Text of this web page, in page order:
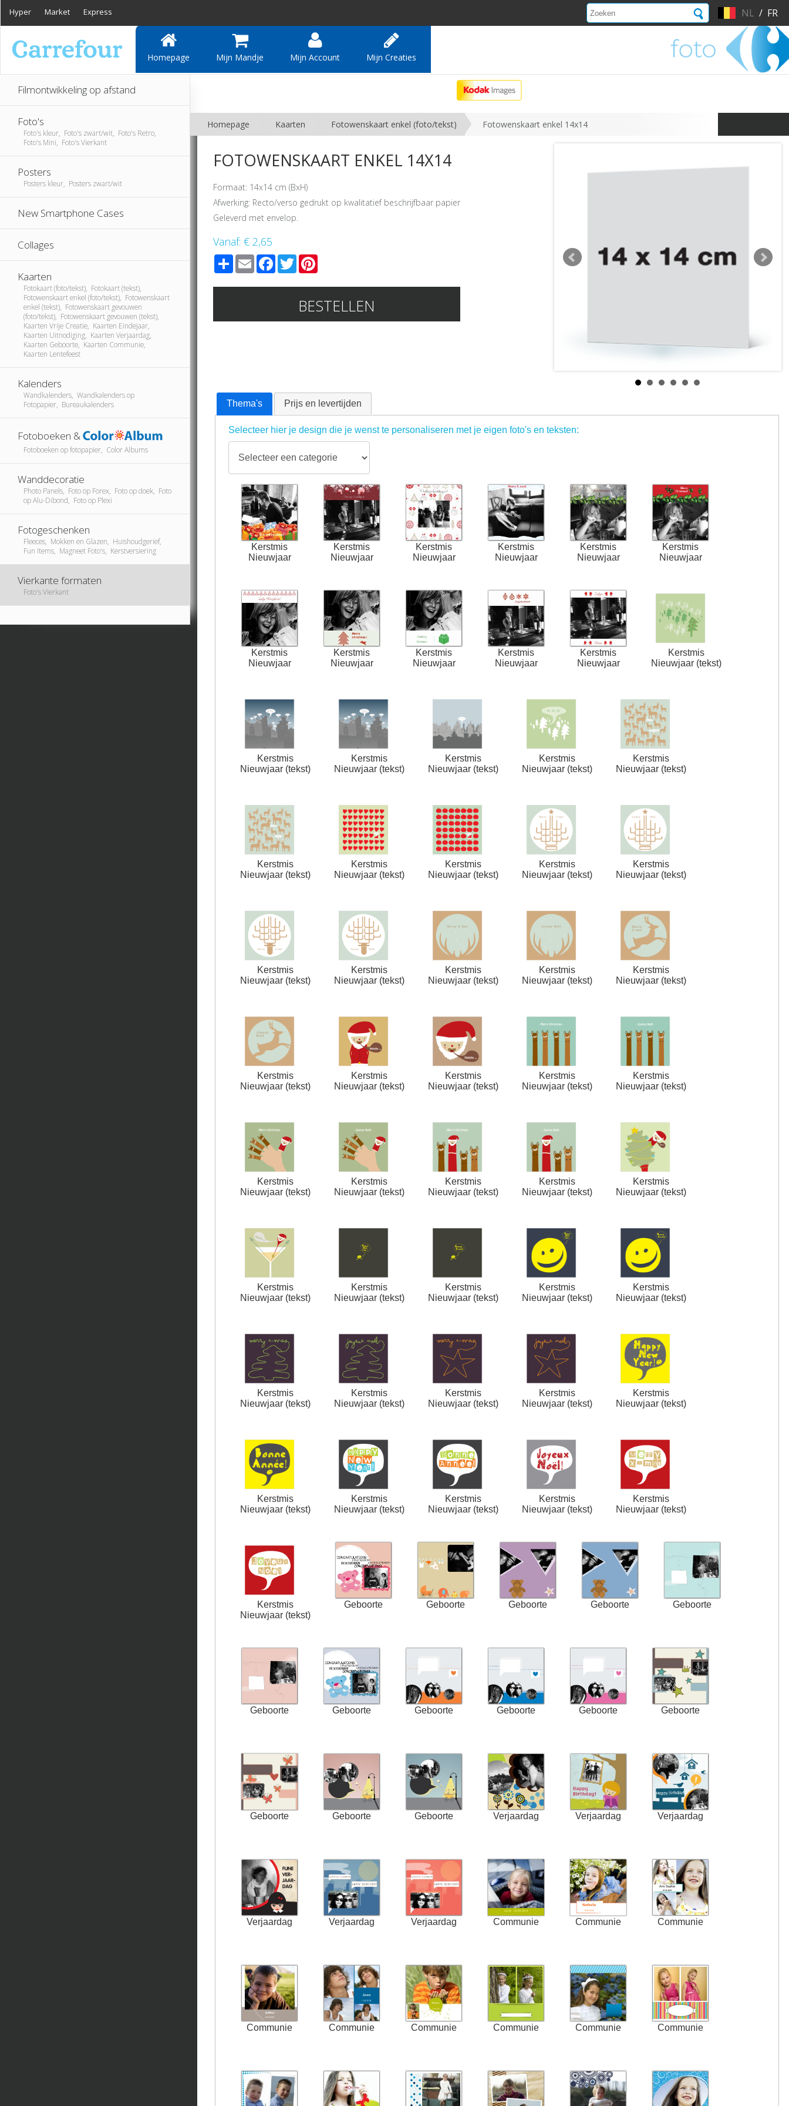
Hyper Market Express NL / FR
Homepage Mijn Mandje Mijn Account Mijn Creaties
Filmontwikkeling op afstand
Foto's
Foto's kleur, Foto's zwart/wit, Foto's Retro,
Foto's Mini, Foto's Vierkant
Posters
Posters kleur, Posters zwart/wit
New Smartphone Cases
Collages
Kaarten
Fotokaart (foto/tekst), Fotokaart (tekst),
Fotowenskaart enkel (foto/tekst), Fotowenskaart
enkel (tekst), Fotowenskaart gevouwen
(foto/tekst), Fotowenskaart gevouwen (tekst),
Kaarten Vrije Creatie, Kaarten Eindejaar,
Kaarten Uitnodiging, Kaarten Verjaardag,
Kaarten Geboorte, Kaarten Communie,
Kaarten Lentefeest
Kalenders
Wandkalenders, Wandkalenders op
Fotopapier, Bureaukalenders
Fotoboeken &
Fotoboeken op fotopapier, Color Albums
Wanddecoratie
Photo Panels, Foto op Forex, Foto op doek, Foto
op Alu-Dibond, Foto op Plexi
Fotogeschenken
Fleeces, Mokken en Glazen, Huishoudgerief,
Fun Items, Magneet Foto's, Kerstversiering
Vierkante formaten
Foto's Vierkant
Homepage Kaarten Fotowenskaart enkel (foto/tekst) Fotowenskaart enkel 14x14
FOTOWENSKAART ENKEL 14X14
Formaat: 14x14 cm (BxH)
Afwerking: Recto/verso gedrukt op kwalitatief beschrijfbaar papier
Geleverd met envelop.
Vanaf: € 2,65
ShareEmailFacebook
TwitterPinterest
BESTELLEN
Thema's Prijs en levertijden
Selecteer hier je design die je wenst te personaliseren met je eigen foto's en teksten:
Kerstmis
Nieuwjaar
Kerstmis
Nieuwjaar
Kerstmis
Nieuwjaar
Kerstmis
Nieuwjaar
Kerstmis
Nieuwjaar
Kerstmis
Nieuwjaar
Kerstmis
Nieuwjaar
Kerstmis
Nieuwjaar
Kerstmis
Nieuwjaar
Kerstmis
Nieuwjaar
Kerstmis
Nieuwjaar
Kerstmis
Nieuwjaar (tekst)
Kerstmis
Nieuwjaar (tekst)
Kerstmis
Nieuwjaar (tekst)
Kerstmis
Nieuwjaar (tekst)
Kerstmis
Nieuwjaar (tekst)
Kerstmis
Nieuwjaar (tekst)
Kerstmis
Nieuwjaar (tekst)
Kerstmis
Nieuwjaar (tekst)
Kerstmis
Nieuwjaar (tekst)
Kerstmis
Nieuwjaar (tekst)
Kerstmis
Nieuwjaar (tekst)
Kerstmis
Nieuwjaar (tekst)
Kerstmis
Nieuwjaar (tekst)
Kerstmis
Nieuwjaar (tekst)
Kerstmis
Nieuwjaar (tekst)
Kerstmis
Nieuwjaar (tekst)
Kerstmis
Nieuwjaar (tekst)
Kerstmis
Nieuwjaar (tekst)
Kerstmis
Nieuwjaar (tekst)
Kerstmis
Nieuwjaar (tekst)
Kerstmis
Nieuwjaar (tekst)
Kerstmis
Nieuwjaar (tekst)
Kerstmis
Nieuwjaar (tekst)
Kerstmis
Nieuwjaar (tekst)
Kerstmis
Nieuwjaar (tekst)
Kerstmis
Nieuwjaar (tekst)
Kerstmis
Nieuwjaar (tekst)
Kerstmis
Nieuwjaar (tekst)
Kerstmis
Nieuwjaar (tekst)
Kerstmis
Nieuwjaar (tekst)
Kerstmis
Nieuwjaar (tekst)
Kerstmis
Nieuwjaar (tekst)
Kerstmis
Nieuwjaar (tekst)
Kerstmis
Nieuwjaar (tekst)
Kerstmis
Nieuwjaar (tekst)
Kerstmis
Nieuwjaar (tekst)
Kerstmis
Nieuwjaar (tekst)
Kerstmis
Nieuwjaar (tekst)
Kerstmis
Nieuwjaar (tekst)
Kerstmis
Nieuwjaar (tekst)
Kerstmis
Nieuwjaar (tekst)
Kerstmis
Nieuwjaar (tekst)
Geboorte Geboorte Geboorte Geboorte Geboorte
Geboorte Geboorte Geboorte Geboorte Geboorte Geboorte
Geboorte Geboorte Geboorte Verjaardag Verjaardag Verjaardag
Verjaardag Verjaardag Verjaardag Communie Communie Communie
Communie Communie Communie Communie Communie Communie